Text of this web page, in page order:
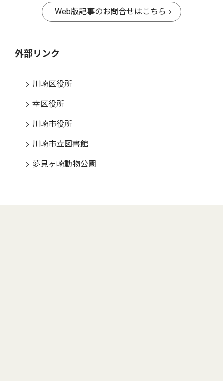
Web版記事のお問合せはこちら
外部リンク
川崎区役所
幸区役所
川崎市役所
川崎市立図書館
夢見ヶ崎動物公園